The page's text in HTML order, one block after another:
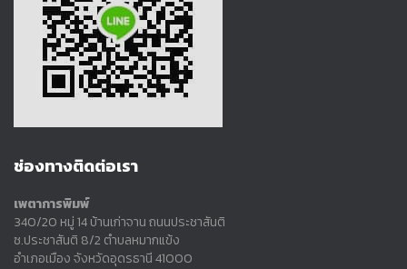
ช่องทางติดต่อเรา
เพตาการพิมพ์
340/20 หมู่ 14 บ้านเก่าจาน ถนนประชาสันติ
ซ.ประชาสันติ 8/2 ตำบลหมากแข้ง
อำเภอเมือง จังหวัดอุดรธานี 41000